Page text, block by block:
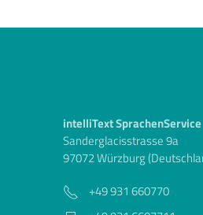
intelliText SprachenService
Sanderglacisstrasse 9a
97072 Würzburg
+49 931 660770